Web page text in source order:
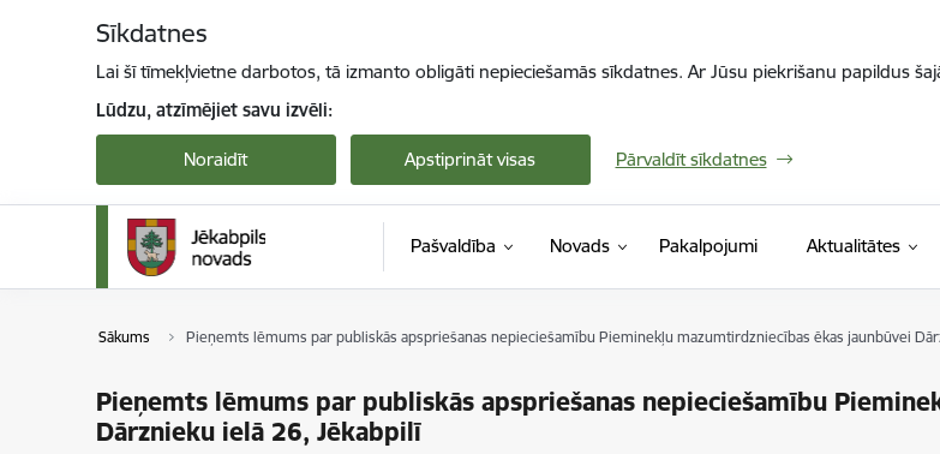
Sīkdatnes
Lai šī tīmekļvietne darbotos, tā izmanto obligāti nepieciešamās sīkdatnes. Ar Jūsu piekrišanu papildus
Lūdzu, atzīmējiet savu izvēli:
Noraidīt Apstiprināt visas Pārvaldīt sīkdatnes
Pašvaldība Novads Pakalpojumi Aktualitātes
Sākums Pieņemts lēmums par publiskās apspriešanas nepieciešamību Pieminekļu mazumtirdzniecības ēkas jaunbūvei
Pieņemts lēmums par publiskās apspriešanas nepieciešamību
Dārznieku ielā 26, Jēkabpilī